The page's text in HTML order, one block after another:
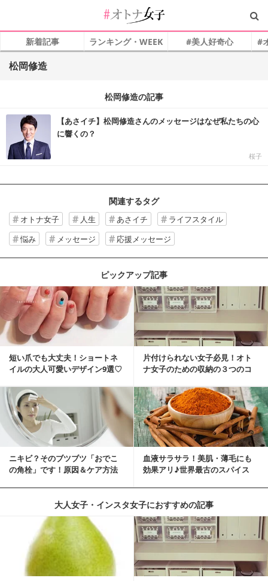
新着記事 ランキング・WEEK #美人好奇心 #
松岡修造
松岡修造の記事
【あさイチ】松岡修造さんのメッセージはなぜ私たちの心
に響くの？
桜子
関連するタグ
オトナ女子 人生 あさイチ
ライフスタイル
悩み
メッセージ 応援メッセージ
ピックアップ記事
短い爪でも大丈夫！ショートネ
イルの大人可愛いデザイン9選♡
片付けられない女子必見！オト
ナ女子のための収納の３つのコ
ニキビ？そのブツブツ「おでこ
の角栓」です！原因＆ケア方法
血液サラサラ！美肌・薄毛にも
効果アリ♪世界最古のスパイス
大人女子・インスタ女子におすすめの記事